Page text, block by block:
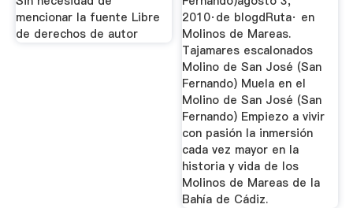
mencionar la fuente Libre
de derechos de autor
2010·de blogdRuta· en
Molinos de Mareas.
Tajamares escalonados
Molino de San José (San
Fernando) Muela en el
Molino de San José (San
Fernando) Empiezo a vivir
con pasión la inmersión
cada vez mayor en la
historia y vida de los
Molinos de Mareas de la
Bahía de Cádiz.